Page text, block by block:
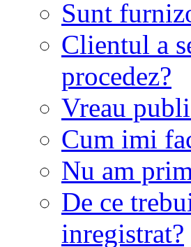
Sunt
Clientul a
procedez?
Vreau
Cum imi
Nu am
De ce
inregistrat?